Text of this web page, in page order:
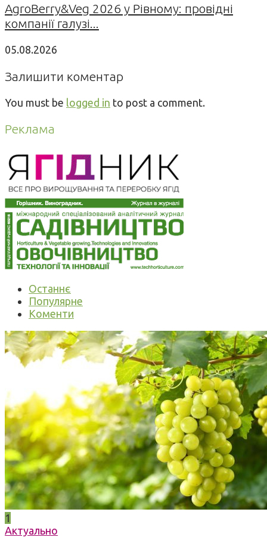
AgroBerry&Veg 2026 у Рівному: провідні
компанії галузі...
05.08.2026
Залишити коментар
You must be logged in to post a comment.
Реклама
Останнє
Популярне
Коменти
1
Актуально